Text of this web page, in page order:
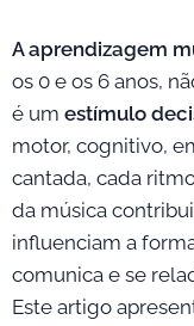
A aprendizagem
os 0 e os 6 anos,
é um estímulo
motor, cognitivo,
cantada, cada
da música
influenciam a
comunica e se
Este artigo